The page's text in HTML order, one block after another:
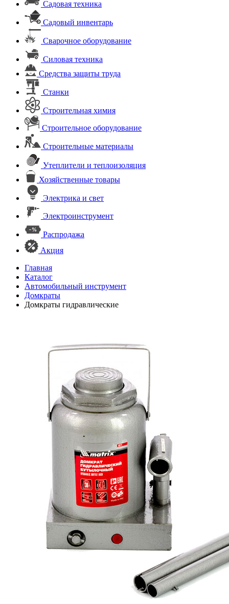
Садовая техника
Садовый инвентарь
Сварочное оборудование
Силовая техника
Средства защиты труда
Станки
Строительная химия
Строительное оборудование
Строительные материалы
Утеплители и теплоизоляция
Хозяйственные товары
Электрика и свет
Электроинструмент
Распродажа
Акция
Главная
Каталог
Автомобильный инструмент
Домкраты
Домкраты гидравлические